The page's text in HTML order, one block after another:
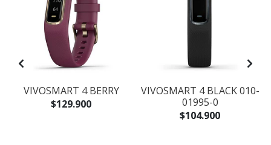
VIVOSMART 4 BERRY
$129.900
VIVOSMART 4 BLACK 010-
01995-0
$104.900